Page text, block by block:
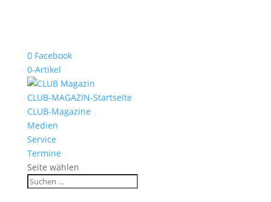
Facebook
0-Artikel
CLUB-MAGAZIN-Startseite
CLUB-Magazine
Medien
Service
Termine
Seite wählen